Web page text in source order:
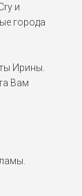
и
города
Ирины.
Вам